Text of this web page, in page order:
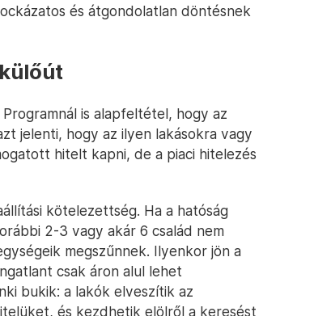
és átgondolatlan döntésnek
is alapfeltétel, hogy az
jelenti, hogy az ilyen lakásokra vagy
hitelt kapni, de a piaci hitelezés
kötelezettség. Ha a hatóság
2-3 vagy akár 6 család nem
megszűnnek. Ilyenkor jön a
csak áron alul lehet
bukik: a lakók elveszítik az
és kezdhetik elölről a keresést